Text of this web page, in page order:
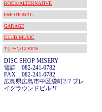
ROCK/ALTERNATIVE
EMOTIONAL
GARAGE
CLUB MUSIC
TシャツGOODS
DISC SHOP MISERY
電話 082-241-0782
FAX 082-241-0782
広島県広島市中区袋町2-7 プレ
イグラウンドビル2F